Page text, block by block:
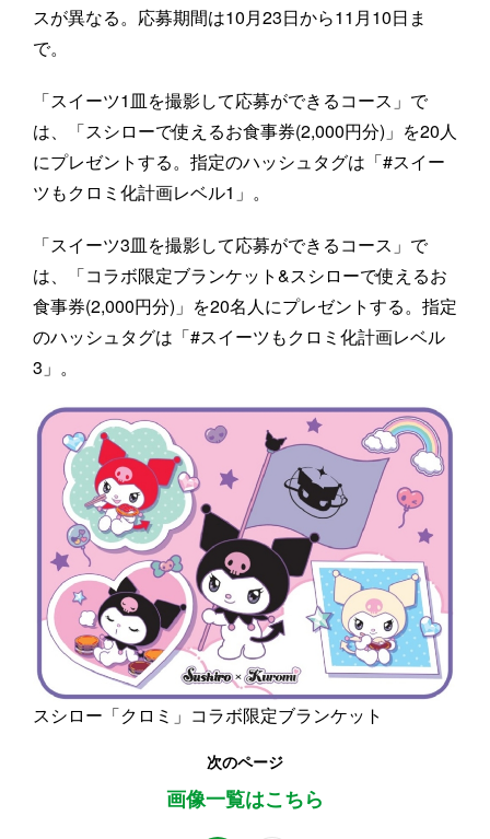
スが異なる。応募期間は10月23日から11月10日ま
で。
「スイーツ1皿を撮影して応募ができるコース」で
は、「スシローで使えるお食事券(2,000円分)」を20人
にプレゼントする。指定のハッシュタグは「#スイー
ツもクロミ化計画レベル1」。
「スイーツ3皿を撮影して応募ができるコース」で
は、「コラボ限定ブランケット&スシローで使えるお
食事券(2,000円分)」を20名人にプレゼントする。指定
のハッシュタグは「#スイーツもクロミ化計画レベル
3」。
スシロー「クロミ」コラボ限定ブランケット
次のページ
画像一覧はこちら